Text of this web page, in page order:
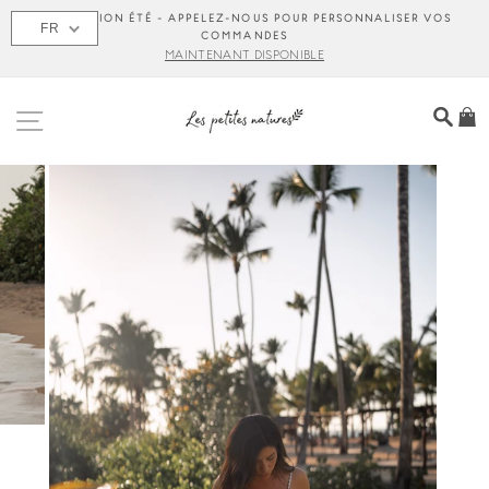
Passer
COLLECTION ÉTÉ - APPELEZ-NOUS POUR PERSONNALISER VOS
COMMANDES
MAINTENANT DISPONIBLE
FR